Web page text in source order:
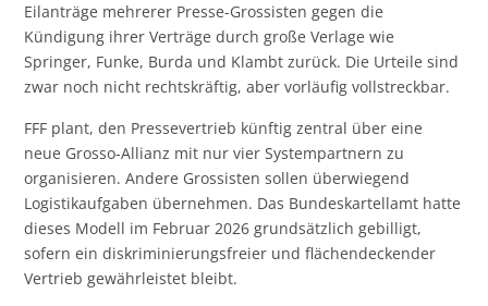
Eilanträge mehrerer Presse-Grossisten gegen die
Kündigung ihrer Verträge durch große Verlage wie
Springer, Funke, Burda und Klambt zurück. Die Urteile sind
zwar noch nicht rechtskräftig, aber vorläufig vollstreckbar.
FFF plant, den Pressevertrieb künftig zentral über eine
neue Grosso-Allianz mit nur vier Systempartnern zu
organisieren. Andere Grossisten sollen überwiegend
Logistikaufgaben übernehmen. Das Bundeskartellamt hatte
dieses Modell im Februar 2026 grundsätzlich gebilligt,
sofern ein diskriminierungsfreier und flächendeckender
Vertrieb gewährleistet bleibt.